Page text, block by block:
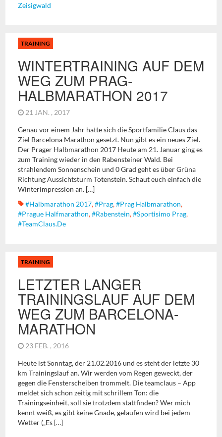
Zeisigwald
TRAINING
WINTERTRAINING AUF DEM
WEG ZUM PRAG-
HALBMARATHON 2017
21 JAN. , 2017
Genau vor einem Jahr hatte sich die Sportfamilie Claus das
Ziel Barcelona Marathon gesetzt. Nun gibt es ein neues Ziel.
Der Prager Halbmarathon 2017 Heute am 21. Januar ging es
zum Training wieder in den Rabensteiner Wald. Bei
strahlendem Sonnenschein und 0 Grad geht es über Grüna
Richtung Aussichtsturm Totenstein. Schaut euch einfach die
Winterimpression an. […]
#Halbmarathon 2017,#Prag,#Prag Halbmarathon,
#Prague Halfmarathon,#Rabenstein,#Sportisimo Prag,
#TeamClaus.de
TRAINING
LETZTER LANGER
TRAININGSLAUF AUF DEM
WEG ZUM BARCELONA-
MARATHON
23 FEB. , 2016
Heute ist Sonntag, der 21.02.2016 und es steht der letzte 30
km Trainingslauf an. Wir werden vom Regen geweckt, der
gegen die Fensterscheiben trommelt. Die teamclaus – App
meldet sich schon zeitig mit schrillem Ton: die
Trainingseinheit, soll sie trotzdem stattfinden? Wer mich
kennt weiß, es gibt keine Gnade, gelaufen wird bei jedem
Wetter („Es […]